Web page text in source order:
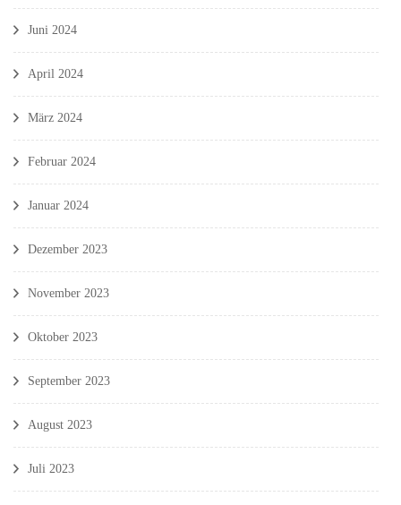
Juni 2024
April 2024
März 2024
Februar 2024
Januar 2024
Dezember 2023
November 2023
Oktober 2023
September 2023
August 2023
Juli 2023